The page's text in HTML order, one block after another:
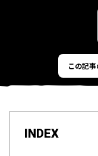
この記
INDEX